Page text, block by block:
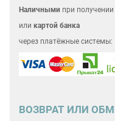
Наличнымипри получении
или картой банка
через платёжные системы:
ВОЗВРАТ ИЛИ